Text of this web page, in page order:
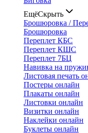
ЕщёСкрыть
Брошюровка /
Брошюровка
Переплет КБС
Переплет КШС
Переплет 7БЦ
Навивка на
Листовая печать
Постеры онлайн
Плакаты онлайн
Листовки онлайн
Визитки онлайн
Наклейки онлайн
Буклеты онлайн